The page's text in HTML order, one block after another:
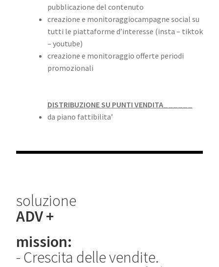
pubblicazione del contenuto
creazione e monitoraggiocampagne social su
tutti le piattaforme d’interesse (insta – tiktok
– youtube)
creazione e monitoraggio offerte periodi
promozionali
DISTRIBUZIONE SU PUNTI VENDITA______
da piano fattibilita’
soluzione
ADV +
mission:
- Crescita delle vendite.